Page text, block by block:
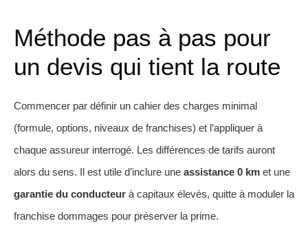
Méthode pas à pas pour
un devis qui tient la route
Commencer par définir un cahier des charges minimal
(formule, options, niveaux de franchises) et l’appliquer à
chaque assureur interrogé. Les différences de tarifs auront
alors du sens. Il est utile d’inclure une assistance 0 km et une
garantie du conducteur à capitaux élevés, quitte à moduler la
franchise dommages pour préserver la prime.